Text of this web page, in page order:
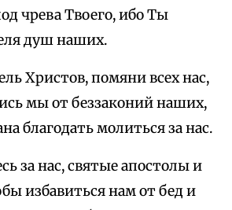
чрева Твоего, ибо Ты
душ наших.
Христов, помяни всех нас,
мы от беззаконий наших,
благодать молиться за нас.
за нас, святые апостолы и
избавиться нам от бед и